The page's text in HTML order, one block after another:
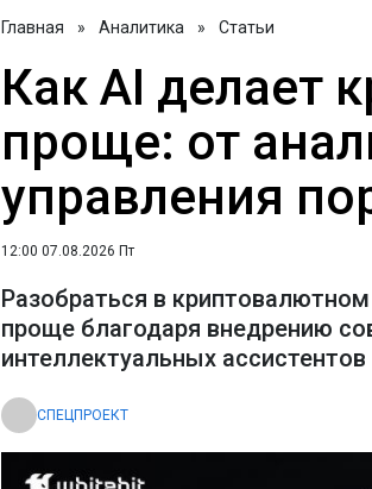
Главная » Аналитика » Статьи
Как AI делает
проще: от
управления
12:00 07.08.2026 Пт
Разобраться в
проще благодаря внедрению
интеллектуальных ассистентов
СПЕЦПРОЕКТ